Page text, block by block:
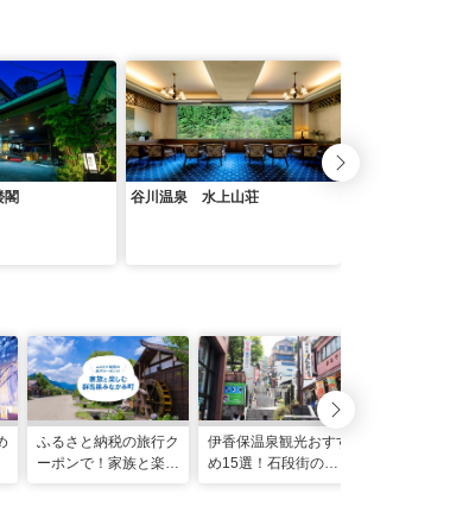
谷川温泉 水上山荘
ふるさと納税の旅行ク
ーポンで！家族と楽し
伊香保温泉観光おすす
め15選！石段街の散